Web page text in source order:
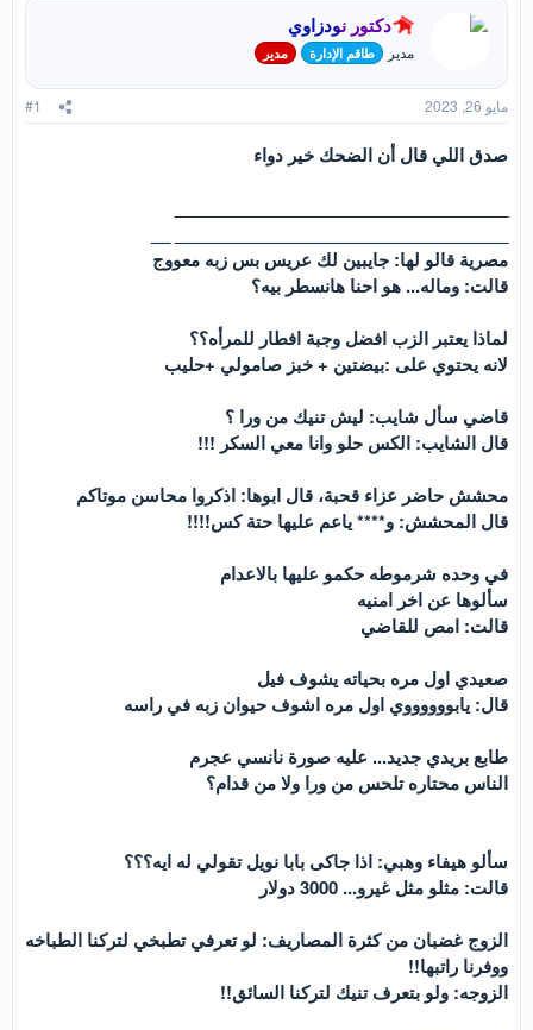
م
و
ع
ل
ب
د
ء
دكتور نودزاوي
مدير طاقم الإدارة مدير
مايو 26, 2023 #1
صدق اللي قال أن الضحك خير دواء
مصرية قالو لها: جايبين لك عريس بس زبه معووج
قالت: وماله... هو احنا هانسطر بيه؟
لماذا يعتبر الزب افضل وجبة افطار للمرأه؟؟
لانه يحتوي على :بيضتين + خبز صامولي +حليب
قاضي سأل شايب: ليش تنيك من ورا ؟
قال الشايب: الكس حلو وانا معي السكر !!!
محشش حاضر عزاء قحبة، قال ابوها: اذكروا محاسن موتاكم
قال المحشش: و**** ياعم عليها حتة كس!!!!
في وحده شرموطه حكمو عليها بالاعدام
سألوها عن اخر امنيه
قالت: امص للقاضي
صعيدي اول مره بحياته يشوف فيل
قال: يابووووووي اول مره اشوف حيوان زبه في راسه
طابع بريدي جديد... عليه صورة نانسي عجرم
الناس محتاره تلحس من ورا ولا من قدام؟
سألو هيفاء وهبي: اذا جاكى بابا نويل تقولي له ايه؟؟؟
قالت: مثلو مثل غيرو... 3000 دولار
الزوج غضبان من كثرة المصاريف: لو تعرفي تطبخي لتركنا الطباخه
ووفرنا راتبها!!
الزوجه: ولو بتعرف تنيك لتركنا السائق!!